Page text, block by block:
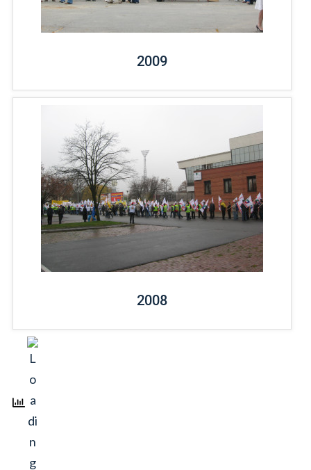
2009
2008